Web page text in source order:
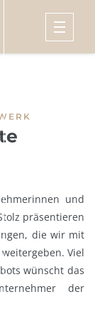
und
präsentieren
die wir mit
Viel
wünscht das
der